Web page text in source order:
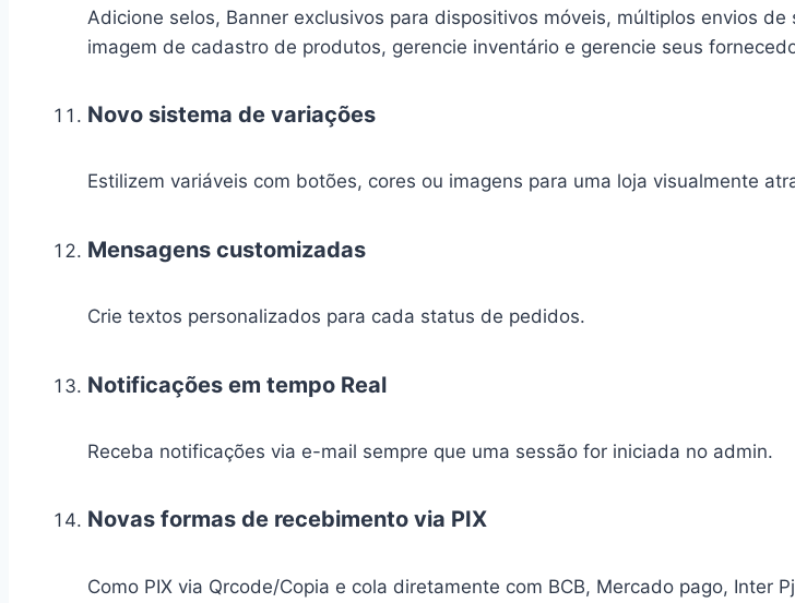
Adicione selos, Banner exclusivos para dispositivos móveis, múltiplos envios de
imagem de cadastro de produtos, gerencie inventário e gerencie seus
Novo sistema de variações
Estilizem variáveis com botões, cores ou imagens para uma loja visualmente
Mensagens customizadas
Crie textos personalizados para cada status de pedidos.
Notificações em tempo Real
Receba notificações via e-mail sempre que uma sessão for iniciada no admin.
Novas formas de recebimento via PIX
Como PIX via Qrcode/Copia e cola diretamente com BCB, Mercado pago, Inter